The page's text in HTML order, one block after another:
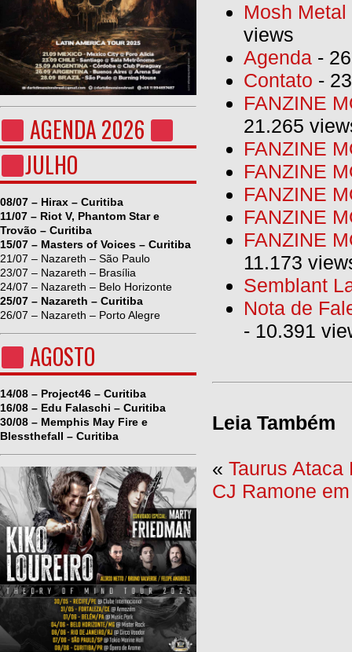
AGENDA 2026
JULHO
08/07 – Hirax – Curitiba
11/07 – Riot V, Phantom Star e
Trovão – Curitiba
15/07 – Masters of Voices – Curitiba
21/07 – Nazareth – São Paulo
23/07 – Nazareth – Brasília
24/07 – Nazareth – Belo Horizonte
25/07 – Nazareth – Curitiba
26/07 – Nazareth – Porto Alegre
AGOSTO
14/08 – Project46 – Curitiba
16/08 – Edu Falaschi – Curitiba
30/08 – Memphis May Fire e
Blessthefall – Curitiba
Mosh
views
Agenda -
Contato -
FANZINE
21.265
FANZINE
FANZINE
FANZINE
FANZINE
FANZINE
11.173
Semblant
Nota de
- 10.391
Leia Também
« Taurus Ataca
CJ Ramone